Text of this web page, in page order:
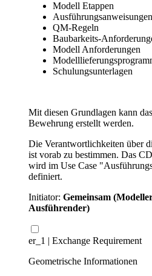
Modell Etappen
Ausführungsanweisungen
QM-Regeln
Baubarkeits-
Modell Anforderungen
Schulungsunterlagen
Mit diesen Grundlagen kann
Bewehrung erstellt werden.
Die Verantwortlichkeiten über
ist vorab zu bestimmen. Das
wird im Use Case
definiert.
Initiator: Gemeinsam
Ausführender)
er_1 | Exchange Requirement
Geometrische Informationen